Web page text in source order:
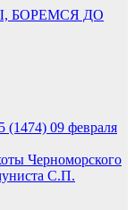
БОРЕМСЯ ДО
(1474) 09 февраля
Черноморского
С.П.